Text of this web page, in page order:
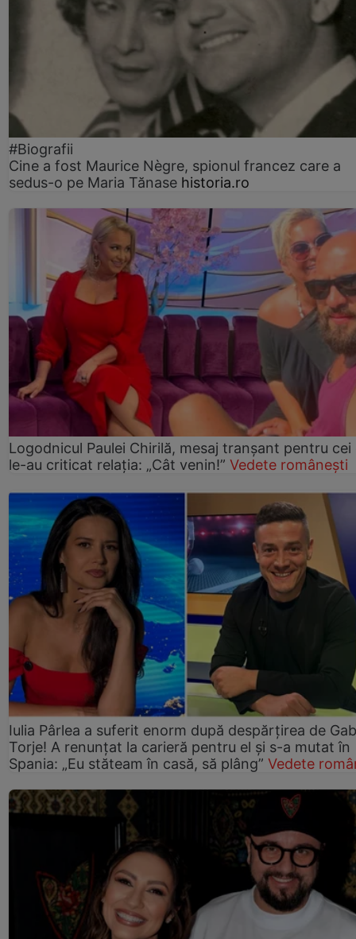
#Biografii
Cine a fost Maurice Nègre, spionul francez care a
sedus-o pe Maria Tănase historia.ro
Logodnicul Paulei Chirilă, mesaj tranșant pentru cei
le-au criticat relația: „Cât venin!” Vedete românești
Iulia Pârlea a suferit enorm după despărțirea de
Torje! A renunțat la carieră pentru el și s-a mutat în
Spania: „Eu stăteam în casă, să plâng” Vedete